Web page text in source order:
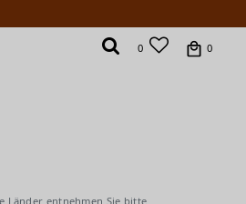
0 0
entnehmen Sie bitte